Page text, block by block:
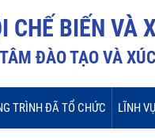
CHẾ BIẾN VÀ
ĐÀO TẠO VÀ
TRÌNH ĐÃ TỔ CHỨC LĨNH